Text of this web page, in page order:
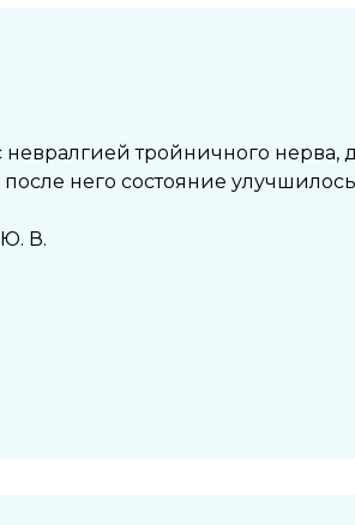
тройничного нерва​,
него состояние
В.